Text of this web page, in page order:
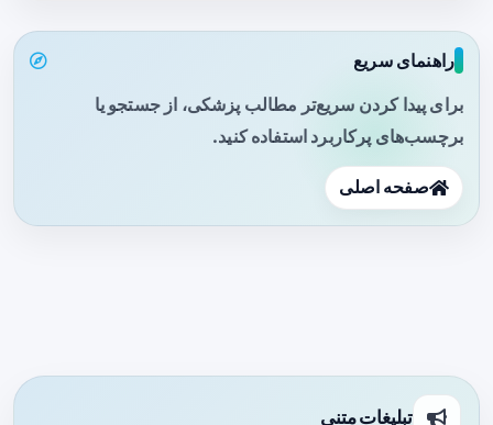
راهنمای سریع
برای پیدا کردن سریع‌تر مطالب پزشکی، از جستجو یا
برچسب‌های پرکاربرد استفاده کنید.
صفحه اصلی
تبلیغات متنی